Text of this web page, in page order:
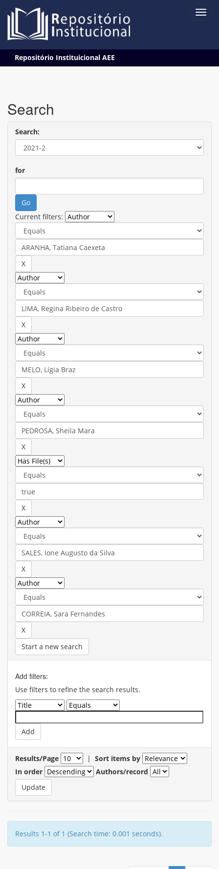
navigation
Repositório Instituicional AEE
Search
Search:
for
Current filters:
Start a new search
Add filters:
Use filters to refine the search results.
Results/Page | Sort items by
In order
Authors/record
Results 1-1 of 1 (Search time: 0.001 seconds).